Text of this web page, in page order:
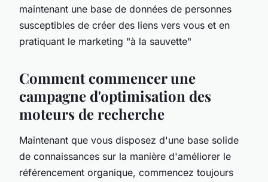
maintenant une base de données de personnes
susceptibles de créer des liens vers vous et en
pratiquant le marketing "à la sauvette"
Comment commencer une
campagne d'optimisation des
moteurs de recherche
Maintenant que vous disposez d'une base solide
de connaissances sur la manière d'améliorer le
référencement organique, commencez toujours